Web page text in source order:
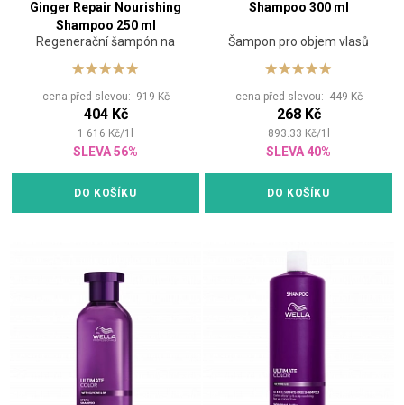
Ginger Repair Nourishing
Shampoo 250 ml
Regenerační šampón na
suché a poškozené vlasy
cena před slevou:919 Kč
404 Kč
1 616 Kč/1
SLEVA 56%
DO KOŠÍKU
Shampoo 300 ml
Šampon pro objem vlasů
cena před slevou:449 Kč
268 Kč
893.33 Kč/1
SLEVA 40%
DO KOŠÍKU